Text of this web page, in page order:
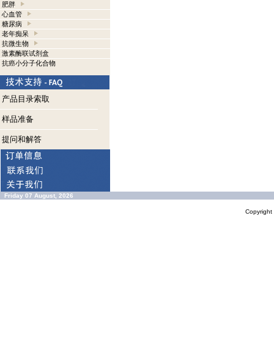
肥胖
心血管
糖尿病
老年痴呆
抗微生物
激素酶联试剂盒
抗癌小分子化合物
产品目录索取
样品准备
提问和解答
Friday 07 August, 2026